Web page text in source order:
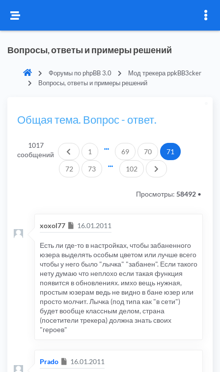
Вопросы, ответы и примеры решений
Форумы по phpBB 3.0
Мод трекера ppkBB3cker
Вопросы, ответы и примеры решений
Общая тема. Вопрос - ответ.
1017
сообщений
Пред.1 69 70 71
72 73 102 След.
Просмотры: 58492 •
xoxol77 Сообщение
16.01.2011
Есть ли где-то в настройках, чтобы забаненного
юзера выделять особым цветом или лучше всего
чтобы у него было "лычка" "забанен". Если такого
нету думаю что неплохо если такая функция
появится в обновлениях. имхо вещь нужная,
простым юзерам ведь не видно в бане юзер или
просто молчит. Лычка (под типа как "в сети")
будет вообще классным делом, страна
(посетители трекера) должна знать своих
"героев"
Prado Сообщение
16.01.2011